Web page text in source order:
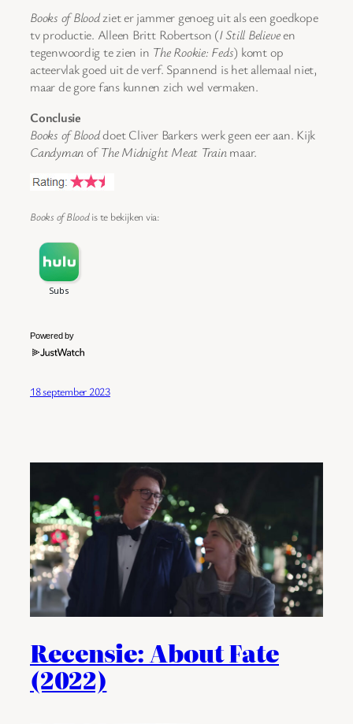
Books of Bloodziet er jammer genoeg uit als een goedkope
tv productie. Alleen Britt Robertson (I Still Believeen
tegenwoordig te zien in The Rookie: Feds) komt op
acteervlak goed uit de verf. Spannend is het allemaal niet,
maar de gore fans kunnen zich wel vermaken.
Conclusie
Books of Blooddoet Cliver Barkers werk geen eer aan. Kijk
CandymanofThe Midnight Meat Trainmaar.
Books of Bloodis te bekijken via:
Powered by
18 september 2023
Recensie: About Fate
(2022)